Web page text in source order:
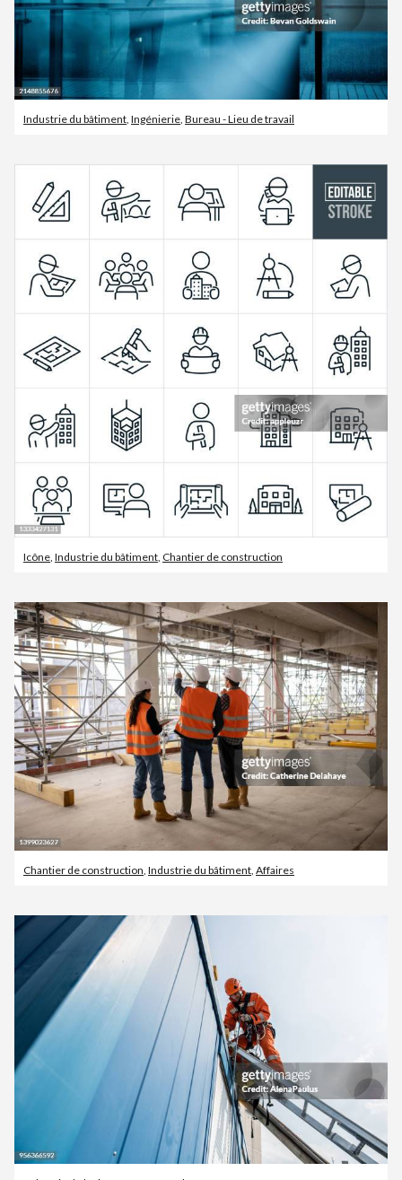
Industrie du bâtiment Ingénierie Bureau - Lieu de travail
Icône Industrie du bâtiment Chantier de construction
Chantier de construction, Industrie du bâtiment, Affaires